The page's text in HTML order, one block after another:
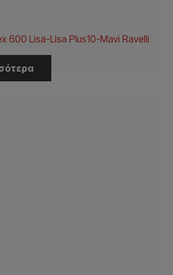
600 Lisa-Lisa Plus10-Mavi Ravelli